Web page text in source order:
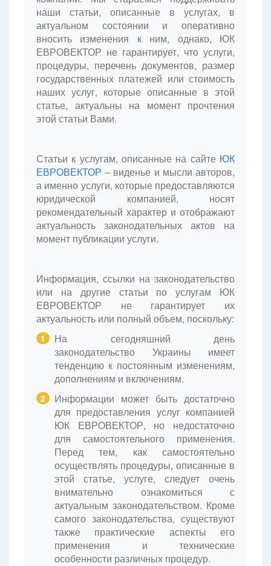
наши статьи, описанные в услугах, в
актуальном состоянии и оперативно
вносить изменения к ним, однако, ЮК
ЕВРОВЕКТОР не гарантирует, что услуги,
процедуры, перечень документов, размер
государственных платежей или стоимость
наших услуг, которые описанные в этой
статье, актуальны на момент прочтения
этой статьи Вами.
Статьи к услугам, описанные на сайте ЮК
ЕВРОВЕКТОР – виденье и мысли авторов,
а именно услуги, которые предоставляются
юридической компанией, носят
рекомендательный характер и отображают
актуальность законодательных актов на
момент публикации услуги.
Информация, ссылки на законодательство
или на другие статьи по услугам ЮК
ЕВРОВЕКТОР не гарантирует их
актуальность или полный объем, поскольку:
1
На сегодняшний день
законодательство Украины имеет
тенденцию к постоянным изменениям,
дополнениям и включениям.
2
Информации может быть достаточно
для предоставления услуг компанией
ЮК ЕВРОВЕКТОР, но недостаточно
для самостоятельного применения.
Перед тем, как самостоятельно
осуществлять процедуры, описанные в
этой статье, услуге, следует очень
внимательно ознакомиться с
актуальным законодательством. Кроме
самого законодательства, существуют
также практические аспекты его
применения и технические
особенности различных процедур.